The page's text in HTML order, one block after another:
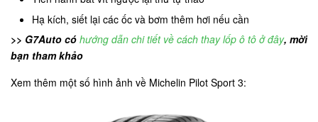
Hạ kích, siết lại các ốc và bơm thêm hơi nếu cần
>> G7Auto có hướng dẫn chi tiết về cách thay lốp ô tô ở đây, mời
bạn tham khảo
Xem thêm một số hình ảnh về Michelin Pilot Sport 3: